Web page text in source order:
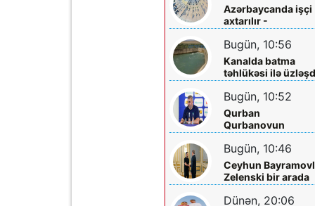
Azərbaycanda işçi
axtarılır -
Əməkhaqqı 10 min
manatdır
Bugün, 10:56
Kanalda batma
təhlükəsi ilə
- Xilas edildi
Bugün, 10:52
Qurban
Qurbanovun
qəzəbinin qarşılığı
nə olacaq?
Bugün, 10:46
Ceyhun
Zelenski bir arada
Dünən, 20:06